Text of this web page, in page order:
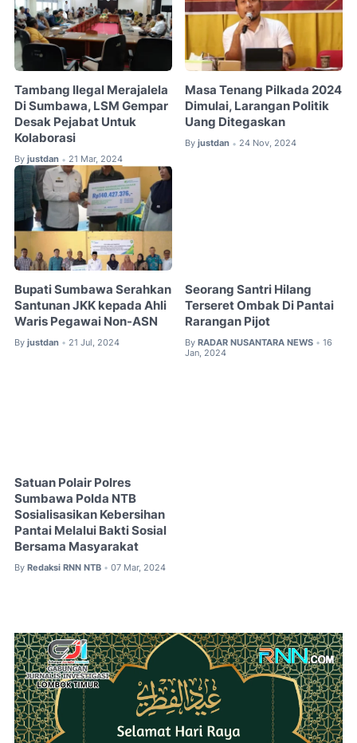
Tambang Ilegal Merajalela
Di Sumbawa, LSM Gempar
Desak Pejabat Untuk
Kolaborasi
By justdan • 21 Mar, 2024
Masa Tenang Pilkada 2024
Dimulai, Larangan Politik
Uang Ditegaskan
By justdan • 24 Nov, 2024
Bupati Sumbawa Serahkan
Santunan JKK kepada Ahli
Waris Pegawai Non-ASN
By justdan • 21 Jul, 2024
Seorang Santri Hilang
Terseret Ombak Di Pantai
Rarangan Pijot
By RADAR NUSANTARA NEWS • 16
Jan, 2024
Satuan Polair Polres
Sumbawa Polda NTB
Sosialisasikan Kebersihan
Pantai Melalui Bakti Sosial
Bersama Masyarakat
By Redaksi RNN NTB • 07 Mar, 2024